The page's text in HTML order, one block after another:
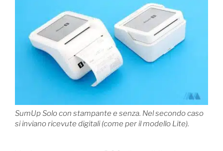
SumUp Solo con stampante e senza. Nel secondo caso
si inviano ricevute digitali (come per il modello Lite).